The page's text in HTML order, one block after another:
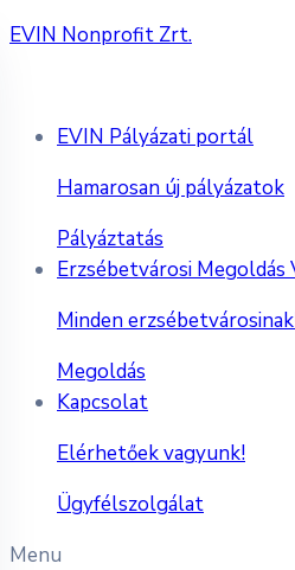
EVIN Nonprofit Zrt.
EVIN Pályázati portál
Hamarosan új pályázatok
Pályáztatás
Erzsébetvárosi Megoldás
Minden
Megoldás
Kapcsolat
Elérhetőek vagyunk!
Ügyfélszolgálat
Menu